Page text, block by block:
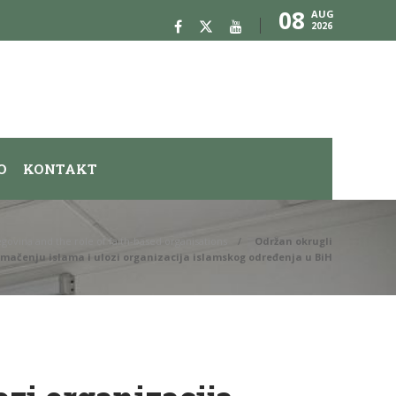
08 AUG
2026
KONTAKT
and the role of faith-based organisations
Održan okrugli
islama i ulozi organizacija islamskog određenja u BiH